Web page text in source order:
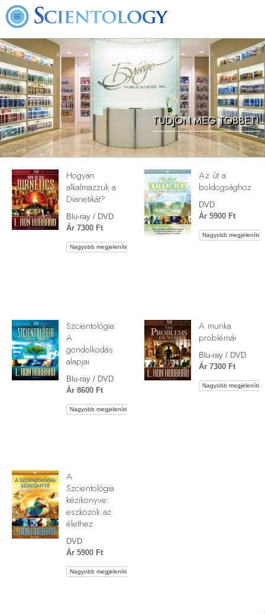
TUDJON MEG TÖBBET!
Hogyan
alkalmazzuk a
Dianetikát?
Blu-ray / DVD
Ár 7300 Ft
Nagyobb megjelenítés
Az út a
boldogsághoz
DVD
Ár 5900 Ft
Nagyobb megjelenítés
Szcientológia:
A
gondolkodás
alapjai
Blu-ray / DVD
Ár 8600 Ft
Nagyobb megjelenítés
A munka
problémái
Blu-ray / DVD
Ár 7300 Ft
Nagyobb megjelenítés
A
Szcientológia
kézikönyve:
eszközök az
élethez
DVD
Ár 5900 Ft
Nagyobb megjelenítés